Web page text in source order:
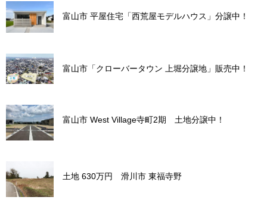
富山市 平屋住宅「西荒屋モデルハウス」分譲中！
富山市「クローバータウン 上堀分譲地」販売中！
富山市 West Village寺町2期 土地分譲中！
土地 630万円 滑川市 東福寺野